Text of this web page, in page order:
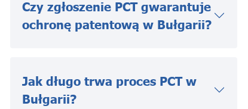
Czy zgłoszenie PCT gwarantuje
ochronę patentową w Bułgarii?
Jak długo trwa proces PCT w
Bułgarii?